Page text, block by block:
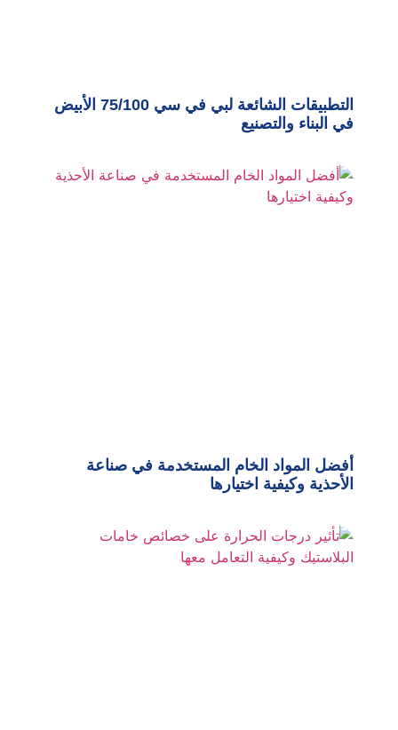
التطبيقات الشائعة لبي في سي 75/100 الأبيض
في البناء والتصنيع
أفضل المواد الخام المستخدمة في صناعة
الأحذية وكيفية اختيارها